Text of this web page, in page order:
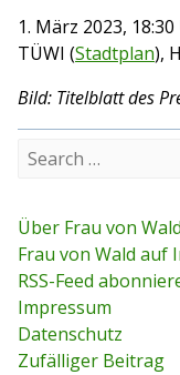
1. März 2023,
TÜWI (Stadtplan),
Bild: Titelblatt des
c
h
f
o
r
:
Über Frau von Wald
Frau von Wald auf
RSS-Feed
Impressum
Datenschutz
Zufälliger Beitrag